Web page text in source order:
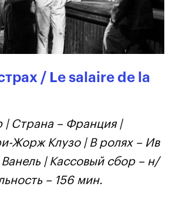
/ Le salaire de la
| Страна – Франция |
Жорж Клузо | В ролях – Ив
| Кассовый сбор – н/
– 156 мин.